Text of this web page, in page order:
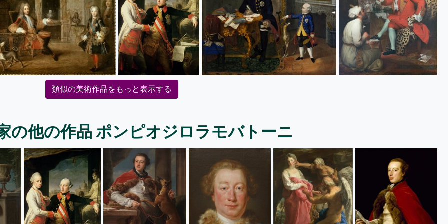
類似の美術作品をもっと表示する
の他の作品 ポンピオジロラモバトーニ